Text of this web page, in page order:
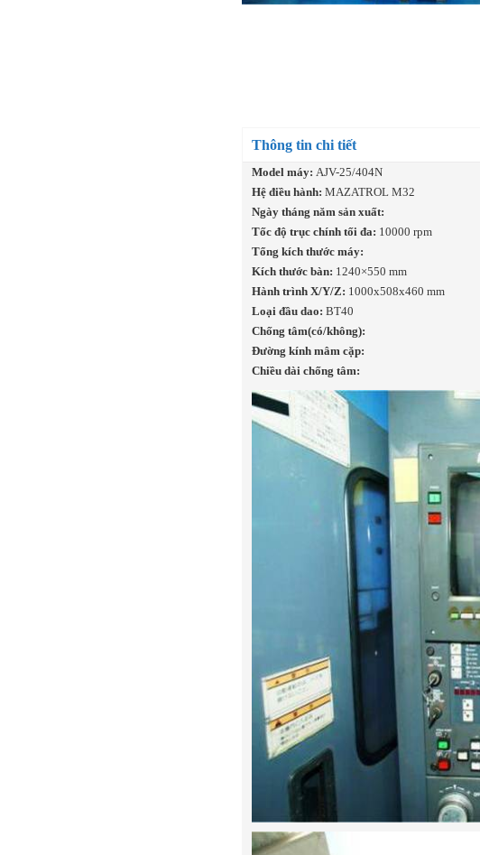
Thông tin chi tiết
Model máy: AJV-25/404N
Hệ điều hành:MAZATROL M32
Ngày tháng năm sản xuất:
Tốc độ trục chính tối đa: 10000 rpm
Tổng kích thước máy:
Kích thước bàn: 1240×550 mm
Hành trình X/Y/Z: 1000x508x460 mm
Loại đầu dao:BT40
Chống tâm(có/không):
Đường kính mâm cặp:
Chiều dài chống tâm: